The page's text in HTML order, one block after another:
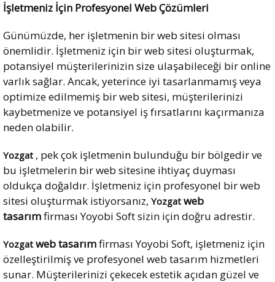
İşletmeniz İçin Profesyonel Web Çözümleri
Günümüzde, her işletmenin bir web sitesi olması
önemlidir. İşletmeniz için bir web sitesi oluşturmak,
potansiyel müşterilerinizin size ulaşabileceği bir online
varlık sağlar. Ancak, yeterince iyi tasarlanmamış veya
optimize edilmemiş bir web sitesi, müşterilerinizi
kaybetmenize ve potansiyel iş fırsatlarını kaçırmanıza
neden olabilir.
Yozgat , pek çok işletmenin bulunduğu bir bölgedir ve
bu işletmelerin bir web sitesine ihtiyaç duyması
oldukça doğaldır. İşletmeniz için profesyonel bir web
sitesi oluşturmak istiyorsanız, Yozgat web
tasarımfirması Yoyobi Soft sizin için doğru adrestir.
Yozgat web tasarımfirması Yoyobi Soft, işletmeniz için
özelleştirilmiş ve profesyonel web tasarım hizmetleri
sunar. Müşterilerinizi çekecek estetik açıdan güzel ve